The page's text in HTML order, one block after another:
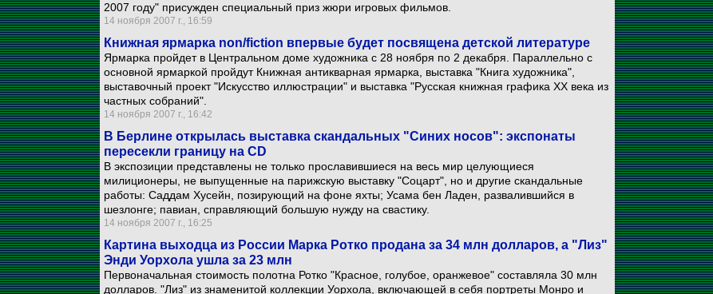
2007 году" присужден специальный приз жюри игровых фильмов.
14 ноября 2007 г., 16:59
Книжная ярмарка non/fiction впервые будет посвящена детской литературе
Ярмарка пройдет в Центральном доме художника с 28 ноября по 2 декабря. Параллельно с
основной ярмаркой пройдут Книжная антикварная ярмарка, выставка "Книга художника",
выставочный проект "Искусство иллюстрации" и выставка "Русская книжная графика ХХ века из
частных собраний".
14 ноября 2007 г., 16:42
В Берлине открылась выставка скандальных "Синих носов": экспонаты
пересекли границу на CD
В экспозиции представлены не только прославившиеся на весь мир целующиеся
милиционеры, не выпущенные на парижскую выставку "Соцарт", но и другие скандальные
работы: Саддам Хусейн, позирующий на фоне яхты; Усама бен Ладен, развалившийся в
шезлонге; павиан, справляющий большую нужду на свастику.
14 ноября 2007 г., 16:25
Картина выходца из России Марка Ротко продана за 34 млн долларов, а "Лиз"
Энди Уорхола ушла за 23 млн
Первоначальная стоимость полотна Ротко "Красное, голубое, оранжевое" составляла 30 млн
долларов. "Лиз" из знаменитой коллекции Уорхола, включающей в себя портреты Монро и